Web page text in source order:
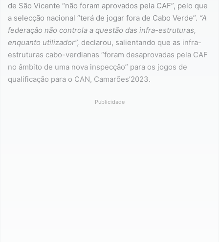
de São Vicente “não foram aprovados pela CAF”, pelo que
a selecção nacional “terá de jogar fora de Cabo Verde”. “A
federação não controla a questão das infra-estruturas,
enquanto utilizador”, declarou, salientando que as infra-
estruturas cabo-verdianas “foram desaprovadas pela CAF
no âmbito de uma nova inspecção” para os jogos de
qualificação para o CAN, Camarões’2023.
Publicidade